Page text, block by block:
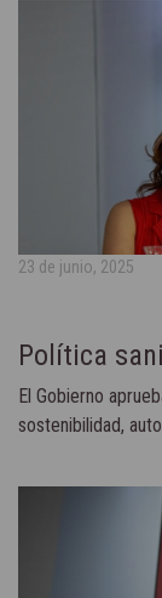
23 de junio, 2025
Política
El Gobierno
sostenibilidad,